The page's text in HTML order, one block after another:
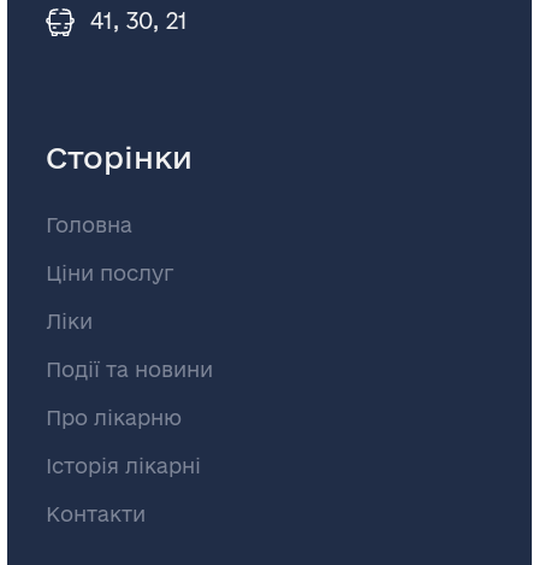
41, 30, 21
Сторінки
Головна
Ціни послуг
Ліки
Події та новини
Про лікарню
Історія лікарні
Контакти